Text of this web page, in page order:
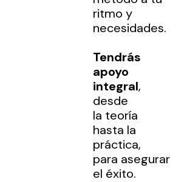
ritmo y
necesidades.
Tendrás
apoyo
integral,
desde
la teoría
hasta la
práctica,
para asegurar
el éxito.